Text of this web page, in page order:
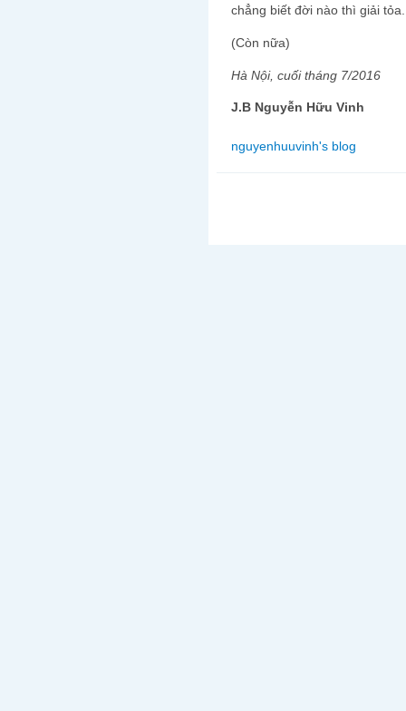
chẳng biết đời nào thì giải tỏa.
(Còn nữa)
Hà Nội, cuối tháng 7/2016
J.B Nguyễn Hữu Vinh
nguyenhuuvinh's blog